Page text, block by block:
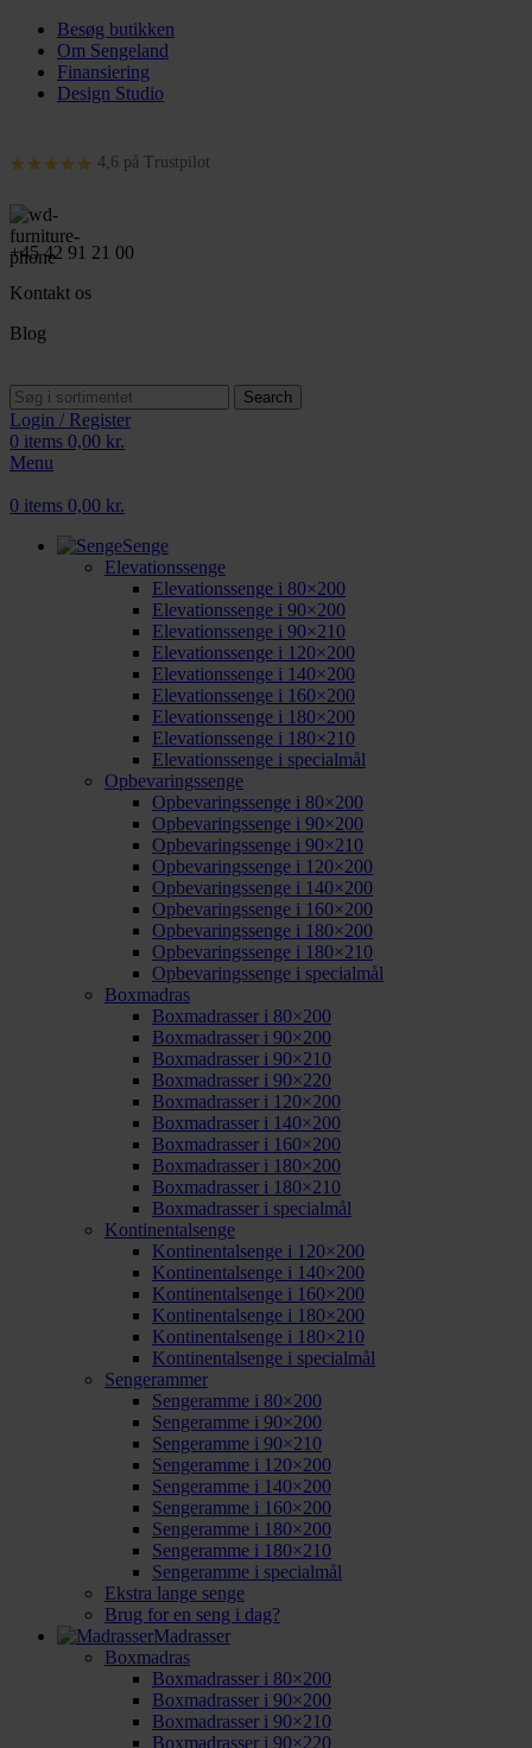
Besøg butikken
Om Sengeland
Finansiering
Design Studio
4,6 på Trustpilot
+45 42 91 21 00
Kontakt os
Blog
Search
Login / Register
0 items 0,00 kr.
Menu
0 items 0,00 kr.
Senge
Elevationssenge
Elevationssenge i 80×200
Elevationssenge i 90×200
Elevationssenge i 90×210
Elevationssenge i 120×200
Elevationssenge i 140×200
Elevationssenge i 160×200
Elevationssenge i 180×200
Elevationssenge i 180×210
Elevationssenge i specialmål
Opbevaringssenge
Opbevaringssenge i 80×200
Opbevaringssenge i 90×200
Opbevaringssenge i 90×210
Opbevaringssenge i 120×200
Opbevaringssenge i 140×200
Opbevaringssenge i 160×200
Opbevaringssenge i 180×200
Opbevaringssenge i 180×210
Opbevaringssenge i specialmål
Boxmadras
Boxmadrasser i 80×200
Boxmadrasser i 90×200
Boxmadrasser i 90×210
Boxmadrasser i 90×220
Boxmadrasser i 120×200
Boxmadrasser i 140×200
Boxmadrasser i 160×200
Boxmadrasser i 180×200
Boxmadrasser i 180×210
Boxmadrasser i specialmål
Kontinentalsenge
Kontinentalsenge i 120×200
Kontinentalsenge i 140×200
Kontinentalsenge i 160×200
Kontinentalsenge i 180×200
Kontinentalsenge i 180×210
Kontinentalsenge i specialmål
Sengerammer
Sengeramme i 80×200
Sengeramme i 90×200
Sengeramme i 90×210
Sengeramme i 120×200
Sengeramme i 140×200
Sengeramme i 160×200
Sengeramme i 180×200
Sengeramme i 180×210
Sengeramme i specialmål
Ekstra lange senge
Brug for en seng i dag?
Madrasser
Boxmadras
Boxmadrasser i 80×200
Boxmadrasser i 90×200
Boxmadrasser i 90×210
Boxmadrasser i 90×220